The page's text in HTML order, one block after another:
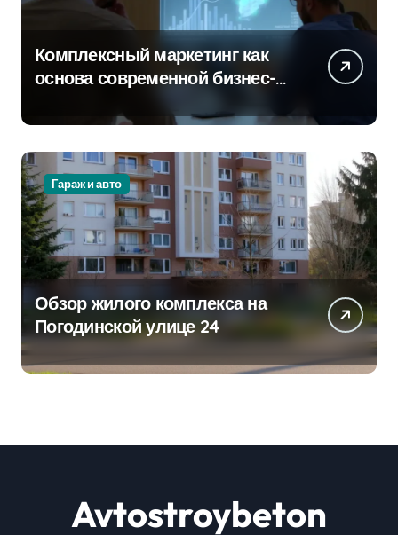
Комплексный маркетинг как
основа современной бизнес-
Гараж и авто
Обзор жилого комплекса на
Погодинской улице 24
Avtostroybeton